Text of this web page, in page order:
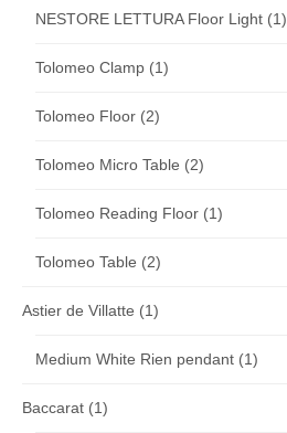
NESTORE LETTURA Floor Light (1)
Tolomeo Clamp (1)
Tolomeo Floor (2)
Tolomeo Micro Table (2)
Tolomeo Reading Floor (1)
Tolomeo Table (2)
Astier de Villatte (1)
Medium White Rien pendant (1)
Baccarat (1)